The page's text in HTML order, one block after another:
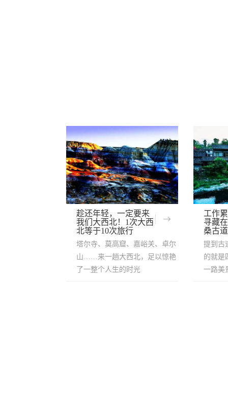
趁还年轻，一定要来
我们大西北！1次大西
北等于10次旅行
塔尔寺、莫高窟、嘉峪关、卓尔
山……来一趟大西北，足以惊艳
了一整个人生的时光
工作
寻藏
桑古道
提到古
的就是
一路美